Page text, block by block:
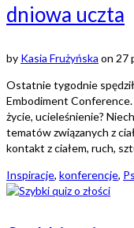
dniowa uczta
by Kasia Frużyńska on 27
Ostatnie tygodnie
Embodiment
życie, ucieleśnienie?
tematów związanych z
kontakt z ciałem, ruch,
Inspiracje, konferencje,